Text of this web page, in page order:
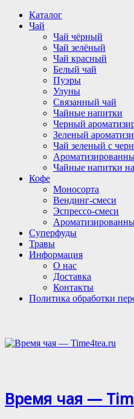
Перейти
содержимому
Каталог
Чай
Чай чёрный
Чай зелёный
Чай красный
Белый чай
Пуэры
Улуны
Связанный чай
Чайные напитки
Черный
Зеленый
Чай зеленый с
Чайные напитки
Кофе
Моносорта
Вендинг-смеси
Эспрессо-смеси
Суперфуды
Травы
Информация
О нас
Доставка
Контакты
Политика обработки
Время чая —